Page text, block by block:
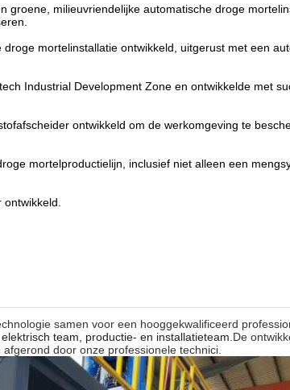
milieuvriendelijke automatische droge
mortelinstallatie ontwikkeld, uitgerust met een
Industrial Development Zone en ontwikkelde met
ontwikkeld om de werkomgeving te
mortelproductielijn, inclusief niet alleen een
samen voor een hooggekwalificeerd
team, productie- en installatieteam. De
door onze professionele technici.